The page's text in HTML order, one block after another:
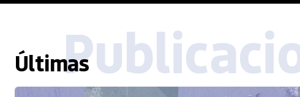
Últimas